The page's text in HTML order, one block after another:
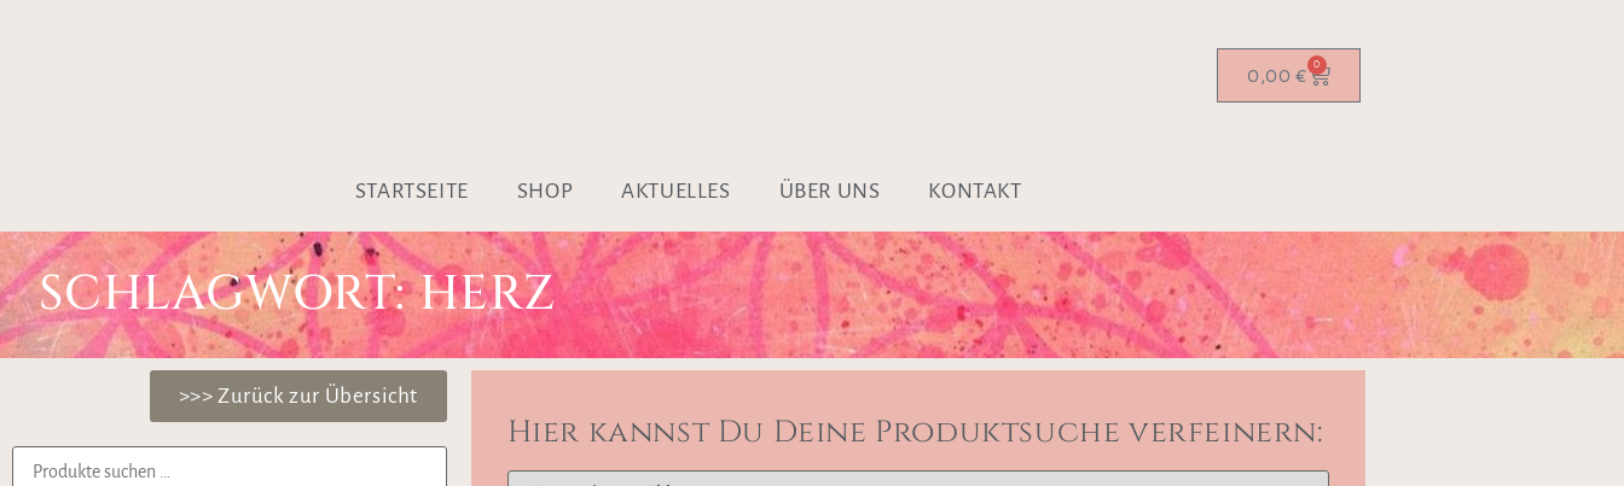
0,00 € 0
STARTSEITE SHOP AKTUELLES ÜBER UNS KONTAKT
SCHLAGWORT: HERZ
>>> Zurück zur Übersicht
Hier kannst Du Deine Produktsuche verfeinern: